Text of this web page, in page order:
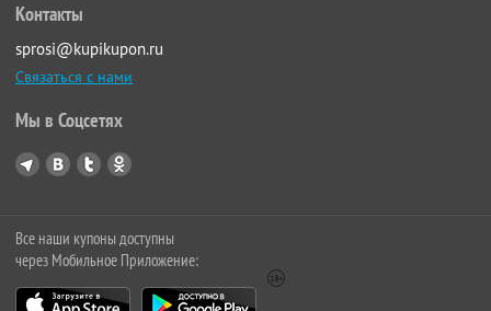
Контакты
sprosi@kupikupon.ru
Связаться с нами
Мы в Соцсетях
Все наши купоны доступны
через Мобильное Приложение: